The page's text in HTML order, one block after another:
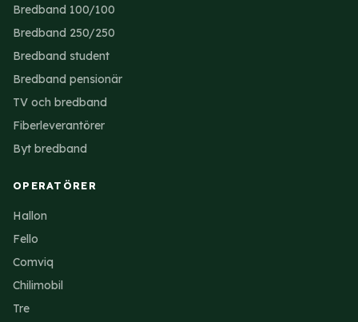
Bredband 100/100
Bredband 250/250
Bredband student
Bredband pensionär
TV och bredband
Fiberleverantörer
Byt bredband
OPERATÖRER
Hallon
Fello
Comviq
Chilimobil
Tre